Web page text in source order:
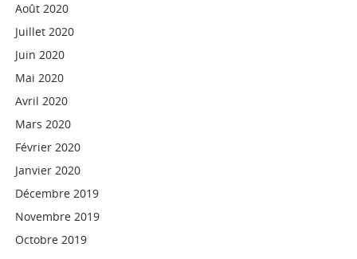
Août 2020
Juillet 2020
Juin 2020
Mai 2020
Avril 2020
Mars 2020
Février 2020
Janvier 2020
Décembre 2019
Novembre 2019
Octobre 2019